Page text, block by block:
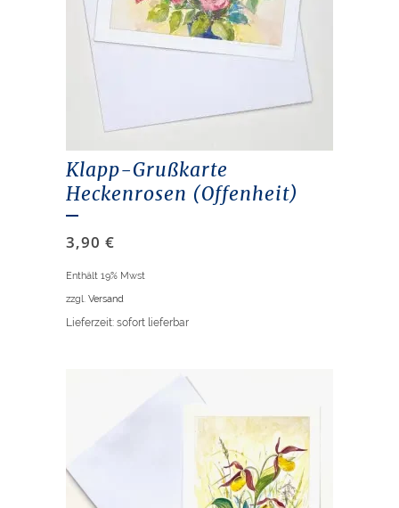
Klapp-Grußkarte
Heckenrosen (Offenheit)
3,90 €
Enthält 19% Mwst
zzgl. Versand
Lieferzeit: sofort lieferbar